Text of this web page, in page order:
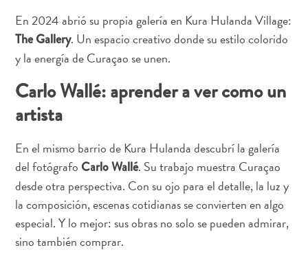
Itinerarios
Eventos
Romance
Bodas
Reuniones
Conferencias
Cómo
llegar
a
Curaçao
Cómo
En 2024 abrió su propia galería en Kura Hulanda Village:
The Gallery. Un espacio creativo donde su estilo colorido
y la energía de Curaçao se unen.
Carlo Wallé: aprender a ver como un
artista
En el mismo barrio de Kura Hulanda descubrí la galería
del fotógrafoCarlo Wallé. Su trabajo muestra Curaçao
desde otra perspectiva. Con su ojo para el detalle, la luz y
la composición, escenas cotidianas se convierten en algo
especial. Y lo mejor: sus obras no solo se pueden admirar,
sino también comprar.